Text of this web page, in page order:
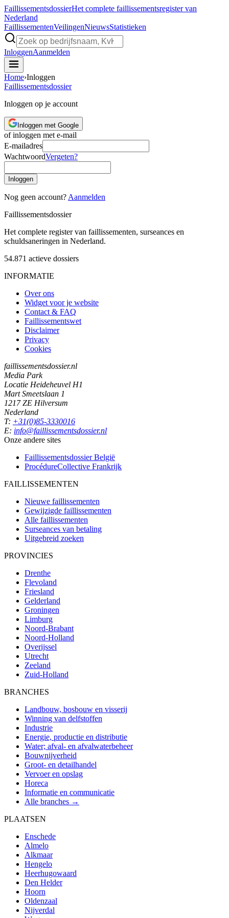
FaillissementsdossierHet complete faillissementsregister van
Nederland
FaillissementenVeilingenNieuwsStatistieken
InloggenAanmelden
Home›Inloggen
Faillissementsdossier
Inloggen op je account
Inloggen met Google
of inloggen met e-mail
E-mailadres
WachtwoordVergeten?
Inloggen
Nog geen account? Aanmelden
Faillissementsdossier
Het complete register van faillissementen, surseances en
schuldsaneringen in Nederland.
54.871 actieve dossiers
INFORMATIE
Over ons
Widget voor je website
Contact & FAQ
Faillissementswet
Disclaimer
Privacy
Cookies
faillissementsdossier.nl
Media Park
Locatie Heideheuvel H1
Mart Smeetslaan 1
1217 ZE Hilversum
Nederland
T: +31(0)85-3330016
E: info@faillissementsdossier.nl
Onze andere sites
Faillissementsdossier België
ProcédureCollective Frankrijk
FAILLISSEMENTEN
Nieuwe faillissementen
Gewijzigde faillissementen
Alle faillissementen
Surseances van betaling
Uitgebreid zoeken
PROVINCIES
Drenthe
Flevoland
Friesland
Gelderland
Groningen
Limburg
Noord-Brabant
Noord-Holland
Overijssel
Utrecht
Zeeland
Zuid-Holland
BRANCHES
Landbouw, bosbouw en visserij
Winning van delfstoffen
Industrie
Energie, productie en distributie
Water; afval- en afvalwaterbeheer
Bouwnijverheid
Groot- en detailhandel
Vervoer en opslag
Horeca
Informatie en communicatie
Alle branches →
PLAATSEN
Enschede
Almelo
Alkmaar
Hengelo
Heerhugowaard
Den Helder
Hoorn
Oldenzaal
Nijverdal